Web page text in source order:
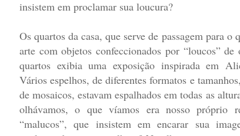
insistem em proclamar sua loucura?
Os quartos da casa, que serve de passagem para o
arte com objetos confeccionados por “loucos” de
quartos exibia uma exposição inspirada em
Vários espelhos, de diferentes formatos e
de mosaicos, estavam espalhados em todas as
olhávamos, o que víamos era nosso próprio
“malucos”, que insistem em encarar sua